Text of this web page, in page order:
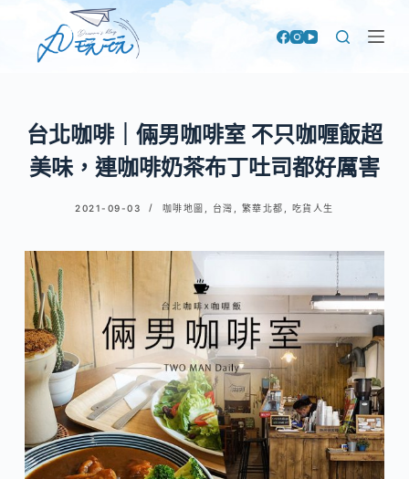
內
容
台北咖啡｜倆男咖啡室 不只咖喱飯超
美味，連咖啡奶茶布丁吐司都好厲害
2021-09-03 咖啡地圖 台灣 繁華北都 吃貨人生